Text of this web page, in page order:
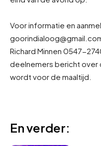
Voor informatie en
Richard Minnen 0547-
deelnemers bericht over
wordt voor de maaltijd.
En verder: